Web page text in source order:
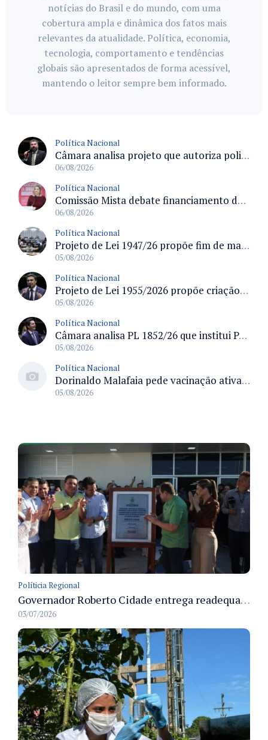
notícias do Brasil e do mundo, com uma
cobertura ampla e dinâmica dos fatos mais
relevantes da atualidade. Política, economia,
tecnologia, comportamento e tendências
globais são apresentados de forma acessível,
mantendo o leitor sempre bem informado.
Política Nacional
Câmara analisa projeto que autoriza policiais civis embarcarem armados em aeronaves civis mediante regras
06/08/2026
Política Nacional
Comissão Mista debate financiamento da educação infantil e desafios do Fundeb e do CAQ na oferta de creches
06/08/2026
Política Nacional
Projeto de Lei 1947/26 propõe fim de margens para cartão de crédito e consignado do INSS
05/08/2026
Política Nacional
Projeto de Lei 1955/2026 propõe criação de geração livre de fumo ao restringir venda de vapes a nascidos desde 1º de janeiro de 2009
05/08/2026
Política Nacional
Câmara analisa PL 1852/26 que institui Política Nacional de Gestão de Desempenho e Eficiência para servidores públicos
05/08/2026
Política Nacional
Dorinaldo Malafaia pede vacinação ativa ao Ministério da Saúde para reverter queda na cobertura vacinal no Brasil
05/08/2026
Políticia Regional
Governador Roberto Cidade entrega readequação do ambulatório da FCecon e amplia capacidade de atendimento oncológico em Manaus
03/07/2026